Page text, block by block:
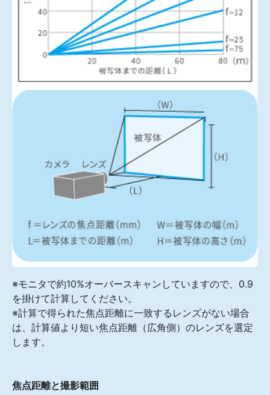
※モニタで約10%オーバースキャンしていますので、0.9
を掛けて計算してください。
※計算で得られた焦点距離に一致するレンズがない場合
は、計算値より短い焦点距離（広角側）のレンズを選定
します。
焦点距離と撮影範囲